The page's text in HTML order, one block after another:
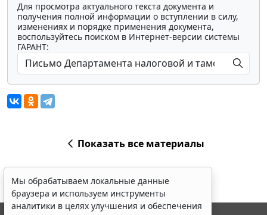
Для просмотра актуального текста документа и
получения полной информации о вступлении в силу,
изменениях и порядке применения документа,
воспользуйтесь поиском в Интернет-версии системы
ГАРАНТ:
Показать все материалы
Мы обрабатываем локальные данные
браузера и используем инструменты
аналитики в целях улучшения и обеспечения